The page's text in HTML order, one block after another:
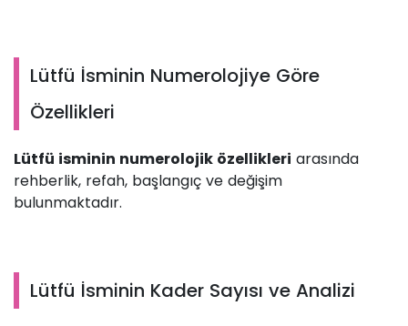
Lütfü İsminin Numerolojiye Göre
Özellikleri
Lütfü isminin numerolojik özellikleri arasında
rehberlik, refah, başlangıç ve değişim
bulunmaktadır.
Lütfü İsminin Kader Sayısı ve Analizi